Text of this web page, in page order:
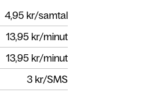
4,95 kr/samtal
13,95 kr/minut
13,95 kr/minut
3 kr/SMS